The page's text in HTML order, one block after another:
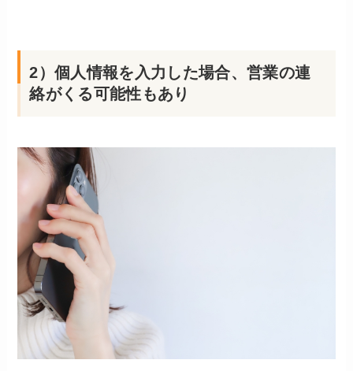
2）個人情報を入力した場合、営業の連
絡がくる可能性もあり